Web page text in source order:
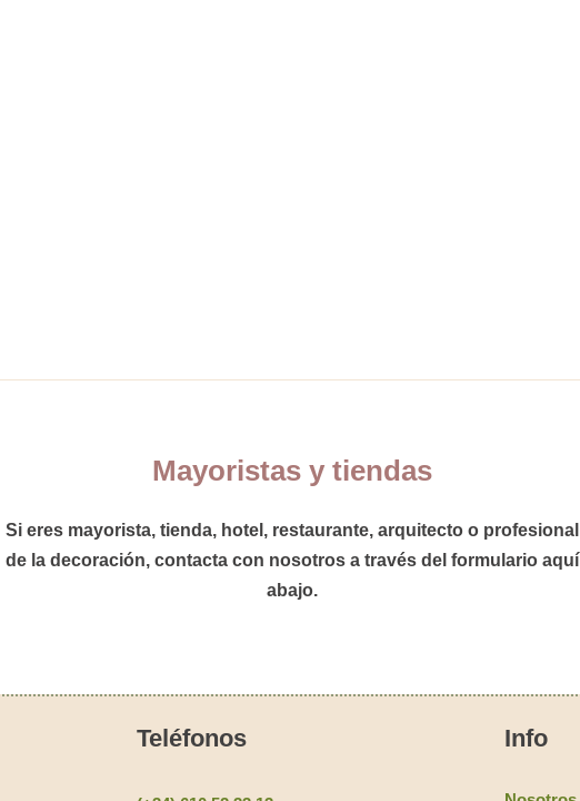
Mayoristas y tiendas
Si eres mayorista, tienda, hotel , restaurante, arquitecto o profesional
de la decoración, contacta con nosotros a través del formulario aquí
abajo.
Teléfonos Info